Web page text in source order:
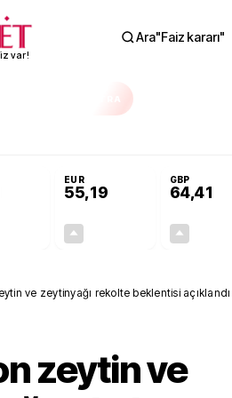
var!
Ara"Faiz kararı"
EUR
55,19
GBP
64,41
ve zeytinyağı rekolte beklentisi açıklandı
zeytin ve